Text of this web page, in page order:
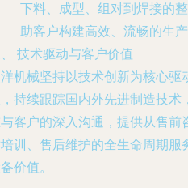
下料、成型、组对到焊接的
助客户构建高效、流畅的生产
技术驱动与客户价值
机械坚持以技术创新为核心驱
持续跟踪国内外先进制造技
客户的深入沟通，提供从售
训、售后维护的全生命周期
价值。